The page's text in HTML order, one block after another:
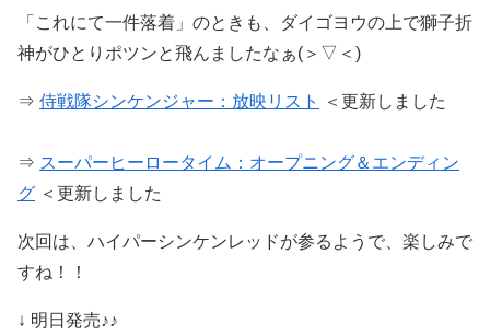
「これにて一件落着」のときも、ダイゴヨウの上で獅子折
神がひとりポツンと飛んましたなぁ(＞▽＜)
⇒ 侍戦隊シンケンジャー：放映リスト ＜更新しました
⇒ スーパーヒーロータイム：オープニング＆エンディン
グ ＜更新しました
次回は、ハイパーシンケンレッドが参るようで、楽しみで
すね！！
↓ 明日発売♪♪